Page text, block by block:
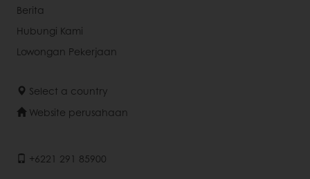
Berita
Hubungi Kami
Lowongan Pekerjaan
Select a country
Website perusahaan
+6221 291 85900